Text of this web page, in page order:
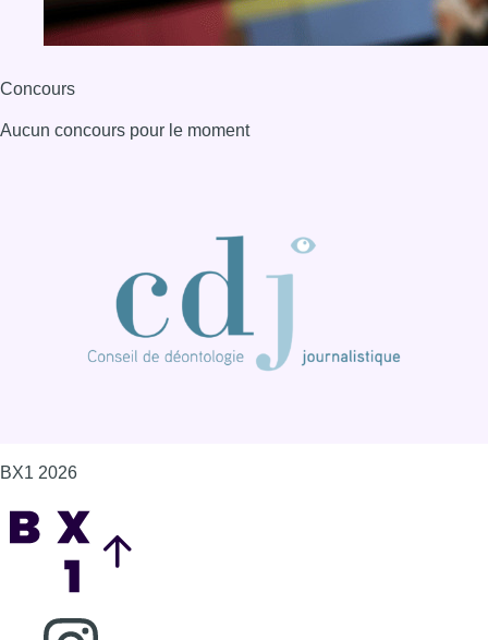
Concours
Aucun concours pour le moment
BX1 2026
Consulter page Instagram